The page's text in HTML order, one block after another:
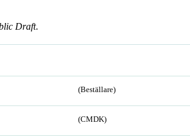
Draft.
(Beställare)
(CMDK)